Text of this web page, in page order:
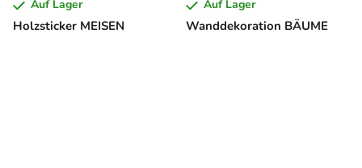
Holzsticker MEISEN
Auf Lager
Wanddekoration BÄUME
Auf Lager